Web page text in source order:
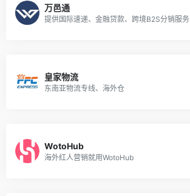
万邑通
提供国际速递、金融贷款、跨境B2S分销服务
皇家物流
东南亚物流专线、海外仓
WotoHub
海外红人营销就用WotoHub